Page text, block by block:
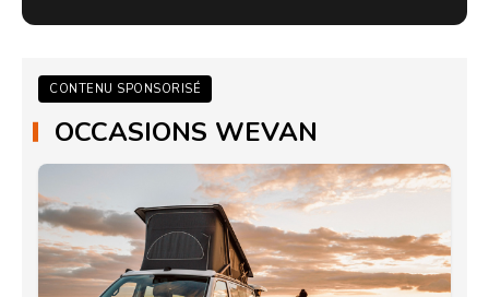
CONTENU SPONSORISÉ
OCCASIONS WEVAN